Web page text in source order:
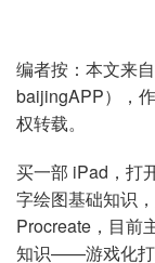
编者按：本文来
baijingAPP），
权转载。
买一部 iPad，打
字绘图基础知识
Procreate，目前
知识——游戏化打